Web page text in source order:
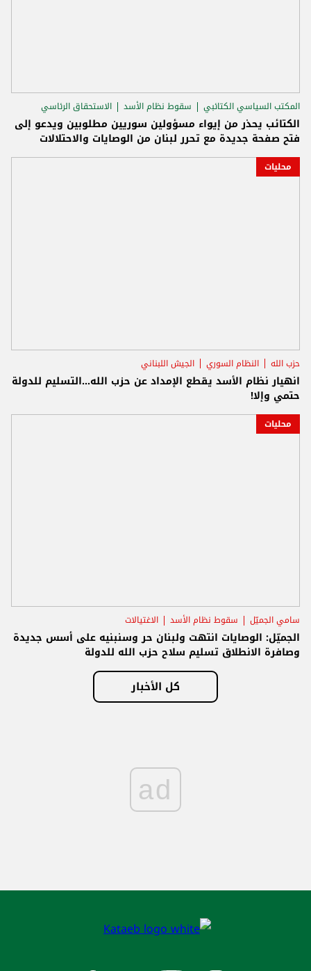
المكتب السياسي الكتائبي سقوط نظام الأسد الاستحقاق الرئاسي
الكتائب يحذر من إيواء مسؤولين سوريين مطلوبين ويدعو إلى
فتح صفحة جديدة مع تحرر لبنان من الوصايات والاحتلالات
محليات
حزب الله النظام السوري الجيش اللبناني
انهيار نظام الأسد يقطع الإمداد عن حزب الله...التسليم للدولة
حتمي وإلا!
محليات
سامي الجميّل سقوط نظام الأسد الاغتيالات
الجميّل: الوصايات انتهت ولبنان حر وسنبنيه على أسس جديدة
وصافرة الانطلاق تسليم سلاح حزب الله للدولة
كل الأخبار
ad